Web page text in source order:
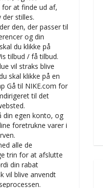
for at finde ud af,
der stilles.
den, der passer til
og din
du klikke på
tilbud / få tilbud.
vil straks blive
skal klikke på en
Gå til NIKE.com for
til det
din egen konto, og
foretrukne varer i
alle de
trin for at afslutte
din rabat
vil blive anvendt